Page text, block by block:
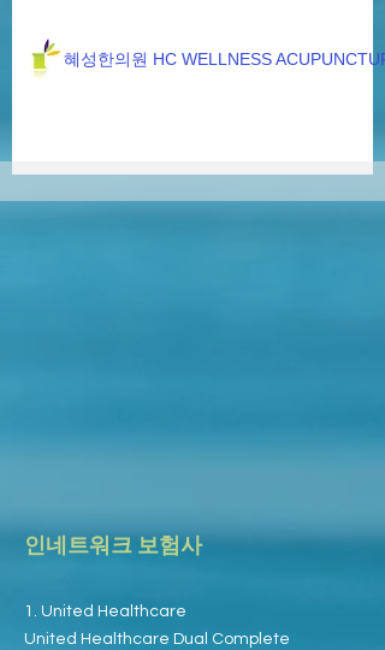
혜성한의원 HC WELLNESS
​인네트워크 보험사
1. United Healthcare
United Healthcare Dual Complete